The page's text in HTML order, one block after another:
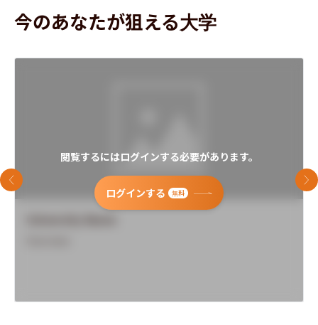
今のあなたが狙える大学
閲覧するにはログインする必要があります。
ログインする 無料
前のスライド 次